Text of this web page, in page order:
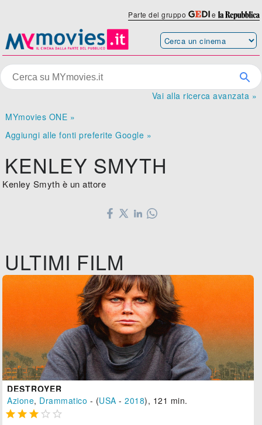
Parte del gruppo e
Vai alla ricerca avanzata »
MYmovies ONE »
Aggiungi alle fonti preferite Google »
KENLEY SMYTH
Kenley Smyth è un attore
ULTIMI FILM
DESTROYER
Azione, Drammatico - (USA -2018), 121 min.
    